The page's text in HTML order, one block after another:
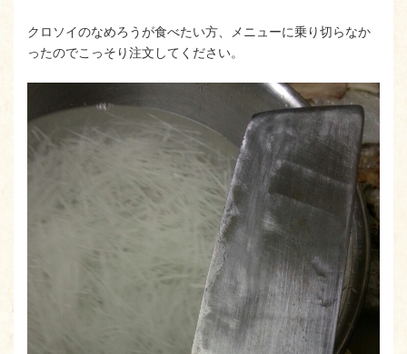
クロソイのなめろうが食べたい方、メニューに乗り切らなか
ったのでこっそり注文してください。